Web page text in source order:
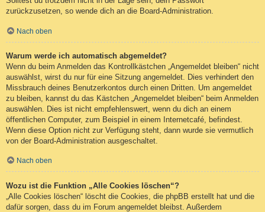
zurückzusetzen, so wende dich an die Board-Administration.
Nach oben
Warum werde ich automatisch abgemeldet?
Wenn du beim Anmelden das Kontrollkästchen „Angemeldet bleiben“ nicht
auswählst, wirst du nur für eine Sitzung angemeldet. Dies verhindert den
Missbrauch deines Benutzerkontos durch einen Dritten. Um angemeldet
zu bleiben, kannst du das Kästchen „Angemeldet bleiben“ beim Anmelden
auswählen. Dies ist nicht empfehlenswert, wenn du dich an einem
öffentlichen Computer, zum Beispiel in einem Internetcafé, befindest.
Wenn diese Option nicht zur Verfügung steht, dann wurde sie vermutlich
von der Board-Administration ausgeschaltet.
Nach oben
Wozu ist die Funktion „Alle Cookies löschen“?
„Alle Cookies löschen“ löscht die Cookies, die phpBB erstellt hat und die
dafür sorgen, dass du im Forum angemeldet bleibst. Außerdem